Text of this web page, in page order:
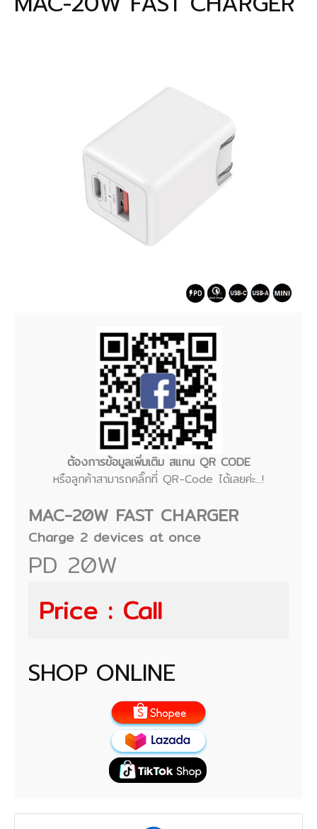
ต้องการข้อมูลเพิ่มเติม สแกน QR CODE
หรือลูกค้าสามารถคลิ๊กที่ QR-Code ได้เลยค่ะ...!
MAC-20W FAST CHARGER
Charge 2 devices at once
PD 20W
Price : Call
SHOP ONLINE